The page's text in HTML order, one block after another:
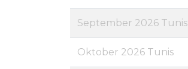
September 2026 Tunis
Oktober 2026 Tunis